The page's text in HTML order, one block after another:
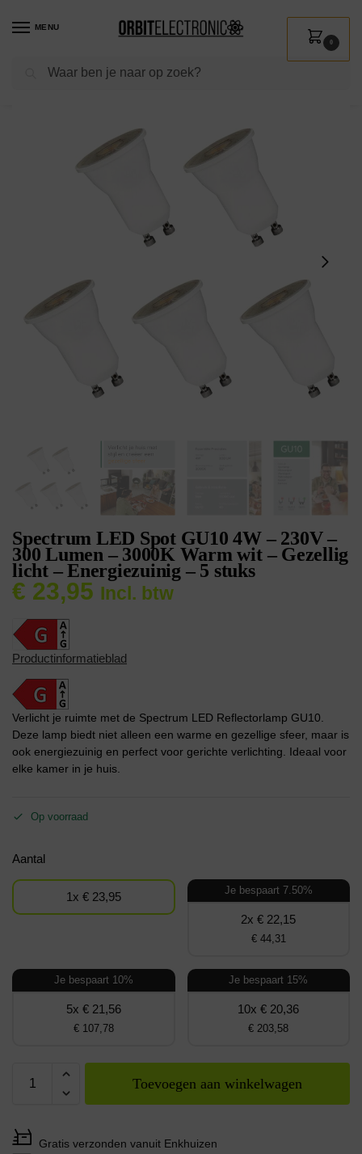
MENU
Zoeken
0
Shop / Verlichting / Lichtbronnen
Spectrum LED Spot GU10 4W – 230V –
300 Lumen – 3000K Warm wit – Gezellig
licht – Energiezuinig – 5 stuks
€ 23,95 Incl. btw
Productinformatieblad
Verlicht je ruimte met de Spectrum LED Reflectorlamp GU10.
Deze lamp biedt niet alleen een warme en gezellige sfeer, maar is
ook energiezuinig en perfect voor gerichte verlichting. Ideaal voor
elke kamer in je huis.
Op voorraad
Aantal
1x € 23,95 Je bespaart 7.50%
2x € 22,15
€ 44,31
Je bespaart 10%
5x € 21,56
€ 107,78
Je bespaart 15%
10x € 20,36
€ 203,58
Toevoegen aan winkelwagen
Gratis verzonden vanuit Enkhuizen